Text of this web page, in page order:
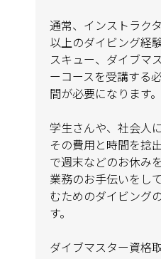
通常、インストラク
以上のダイビング経
スキュー、ダイブマ
ーコースを受講する
間が必要になります。
学生さんや、社会人
その費用と時間を捻
で週末などのお休み
業務のお手伝いをし
むためのダイビング
す。
ダイブマスター資格